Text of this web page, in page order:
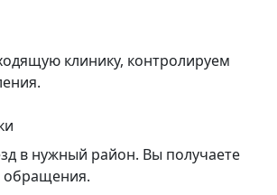
клинику, контролируем
в нужный район. Вы получаете
обращения.